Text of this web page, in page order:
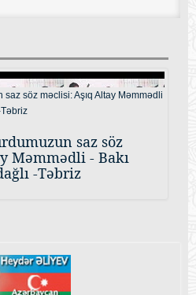
saz söz
Məmmədli - Bakı
-Təbriz